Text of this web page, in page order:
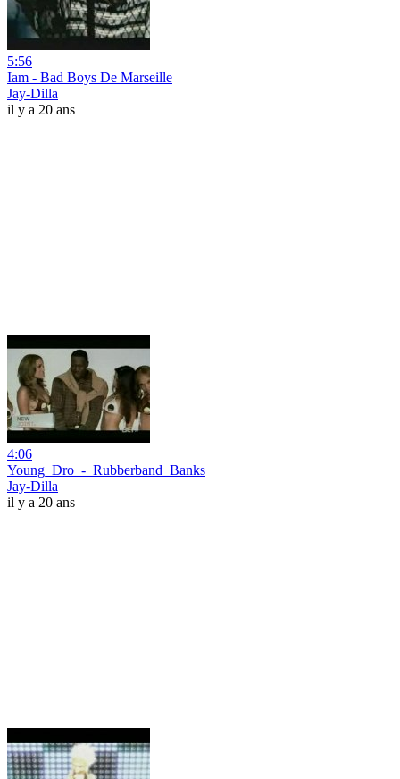
5:56
Iam - Bad Boys De Marseille
Jay-Dilla
il y a 20 ans
4:06
Young_Dro_-_Rubberband_Banks
Jay-Dilla
il y a 20 ans